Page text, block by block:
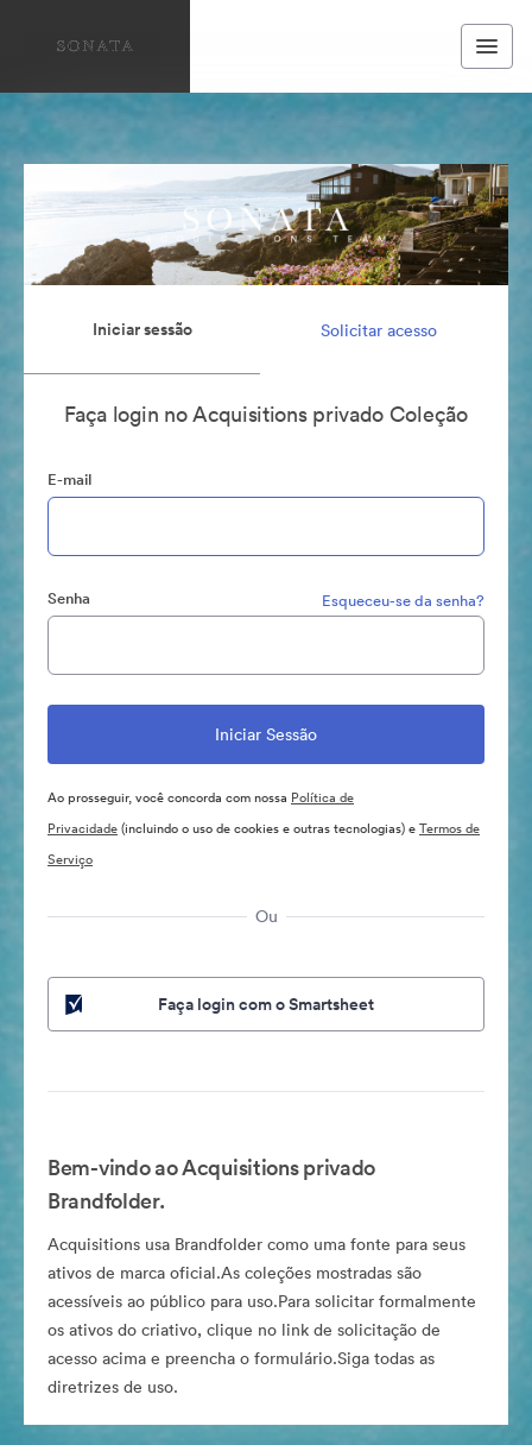
Iniciar sessão Solicitar acesso
Faça login no Acquisitions privado Coleção
E-mail
Senha Esqueceu-se da senha?
Ao prosseguir, você concorda com nossa Política de
Privacidade(incluindo o uso de cookies e outras tecnologias) eTermos de
Serviço
Ou
Faça login com o Smartsheet
Bem-vindo ao Acquisitions privado
Brandfolder.
Acquisitions usa Brandfolder como uma fonte para seus
ativos de marca oficial.As coleções mostradas são
acessíveis ao público para uso.Para solicitar formalmente
os ativos do criativo, clique no link de solicitação de
acesso acima e preencha o formulário.Siga todas as
diretrizes de uso.